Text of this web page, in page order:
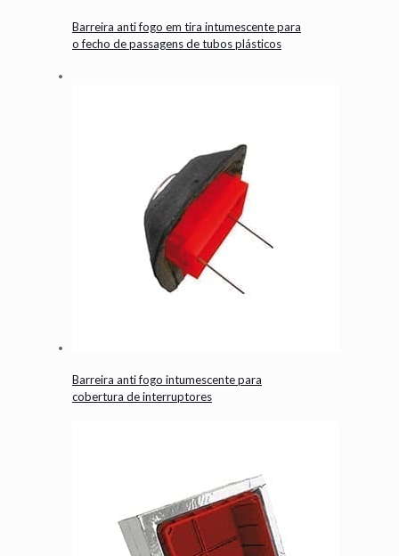
Barreira anti fogo em tira intumescente para
o fecho de passagens de tubos plásticos
Barreira anti fogo intumescente para
cobertura de interruptores